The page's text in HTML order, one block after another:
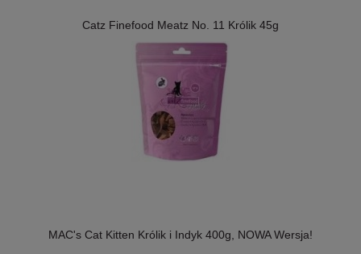
Catz Finefood Meatz No. 11 Królik 45g
MAC's Cat Kitten Królik i Indyk 400g, NOWA Wersja!